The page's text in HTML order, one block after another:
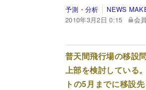
予測・分析
NEWS
2010年3月2日 0:15
会
普天間飛行場の移設
上部を検討している
トの5月までに移設